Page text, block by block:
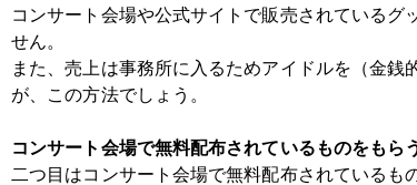
コンサート会場や公式サイトで販売されているグ
せん。
また、売上は事務所に入るためアイドルを（金
が、この方法でしょう。
コンサート会場で無料配布されているものをもら
二つ目はコンサート会場で無料配布されているも